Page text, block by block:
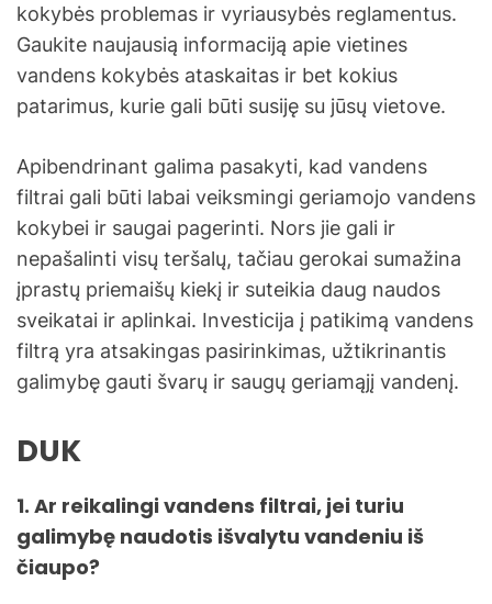
kokybės problemas ir vyriausybės reglamentus.
Gaukite naujausią informaciją apie vietines
vandens kokybės ataskaitas ir bet kokius
patarimus, kurie gali būti susiję su jūsų vietove.
Apibendrinant galima pasakyti, kad vandens
filtrai gali būti labai veiksmingi geriamojo vandens
kokybei ir saugai pagerinti. Nors jie gali ir
nepašalinti visų teršalų, tačiau gerokai sumažina
įprastų priemaišų kiekį ir suteikia daug naudos
sveikatai ir aplinkai. Investicija į patikimą vandens
filtrą yra atsakingas pasirinkimas, užtikrinantis
galimybę gauti švarų ir saugų geriamąjį vandenį.
DUK
1. Ar reikalingi vandens filtrai, jei turiu
galimybę naudotis išvalytu vandeniu iš
čiaupo?